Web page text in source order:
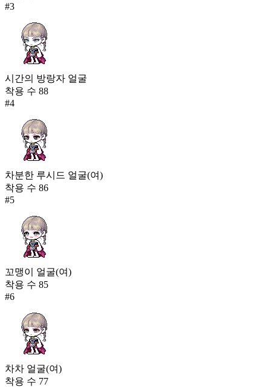
#3
시간의 방랑자 얼굴
착용 수 88
#4
차분한 루시드 얼굴(여)
착용 수 86
#5
꼬맹이 얼굴(여)
착용 수 85
#6
차차 얼굴(여)
착용 수 77